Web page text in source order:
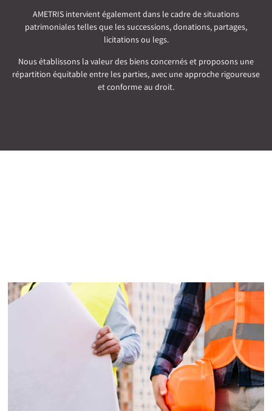
AMETRIS intervient également dans le cadre de situations
patrimoniales telles que les successions, donations, partages,
licitations ou legs.
Nous établissons la valeur des biens concernés et proposons une
répartition équitable entre les parties, avec une approche rigoureuse
et conforme au droit.